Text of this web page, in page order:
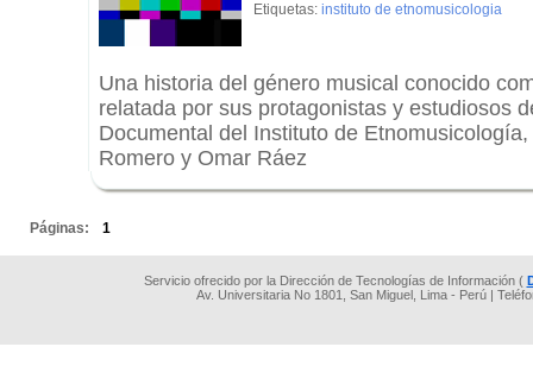
Etiquetas: instituto de etnomusicologia
Una historia del género musical conocido
relatada por sus protagonistas y estudiosos
Documental del Instituto de
Romero y Omar Ráez
Páginas: 1
Servicio ofrecido por la Dirección de Tecnologías de Información (
Av. Universitaria No 1801, San Miguel, Lima - Perú |